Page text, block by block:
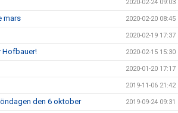
2020-02-24 09:03
mars 2020-02-20 08:45
2020-02-19 17:37
Hofbauer! 2020-02-15 15:30
2020-01-20 17:17
2019-11-06 21:42
den 6 oktober 2019-09-24 09:31